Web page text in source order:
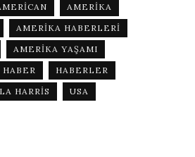
AMERIKA
AMERIKA HABERLERI
AMERIKA YAŞAMI
HABER
HABERLER
HARRIS USA